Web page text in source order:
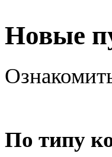
Новые
По типу